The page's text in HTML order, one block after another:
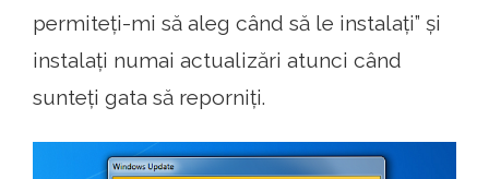
permiteți-mi să aleg când să le instalați” și
instalați numai actualizări atunci când
sunteți gata să reporniți.